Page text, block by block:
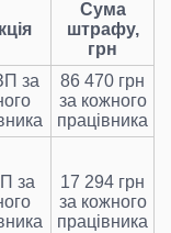
Сума
штрафу,
грн
за
86 470 грн
за кожного
працівника
за
17 294 грн
за кожного
працівника